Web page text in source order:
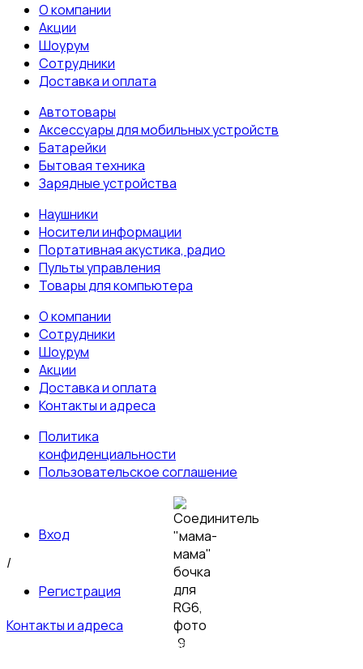
О компании
Акции
Шоурум
Сотрудники
Доставка и оплата
Автотовары
Аксессуары для мобильных устройств
Батарейки
Бытовая техника
Зарядные устройства
Наушники
Носители информации
Портативная акустика, радио
Пульты управления
Товары для компьютера
О компании
Сотрудники
Шоурум
Акции
Доставка и оплата
Контакты и адреса
Политика
конфиденциальности
Пользовательское соглашение
Вход
/
Регистрация
Контакты и адреса
© 2026 Пультовик-Оптом. Все права защищены